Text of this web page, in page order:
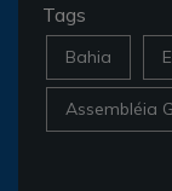
Tags
Bahia
Assembléia